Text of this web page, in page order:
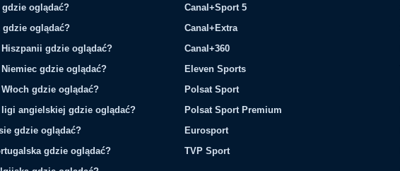
gdzie oglądać?
gdzie oglądać?
Hiszpanii gdzie oglądać?
Niemiec gdzie oglądać?
gdzie oglądać?
ligi angielskiej gdzie oglądać?
gdzie oglądać?
gdzie oglądać?
Canal+Sport 5
Canal+Extra
Canal+360
Eleven Sports
Polsat Sport
Polsat Sport Premium
Eurosport
TVP Sport